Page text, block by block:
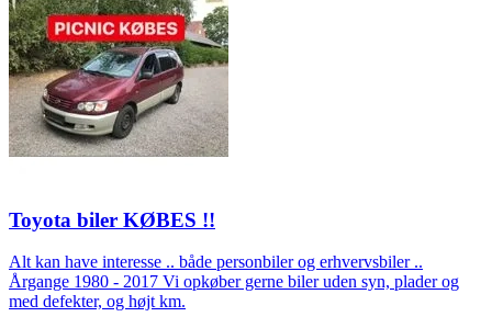
Toyota biler KØBES !!
Alt kan have interesse .. både personbiler og erhvervsbiler ..
Årgange 1980 - 2017 Vi opkøber gerne biler uden syn, plader og
med defekter, og højt km.